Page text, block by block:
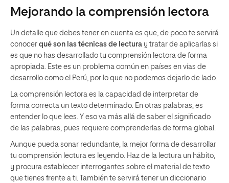
Mejorando la comprensión lectora
Un detalle que debes tener en cuenta es que, de poco te servirá
conocer qué son las técnicas de lectura y tratar de aplicarlas si
es que no has desarrollado tu comprensión lectora de forma
apropiada. Este es un problema común en países en vías de
desarrollo como el Perú, por lo que no podemos dejarlo de lado.
La comprensión lectora es la capacidad de interpretar de
forma correcta un texto determinado. En otras palabras, es
entender lo que lees. Y eso va más allá de saber el significado
de las palabras, pues requiere comprenderlas de forma global.
Aunque pueda sonar redundante, la mejor forma de desarrollar
tu comprensión lectura es leyendo. Haz de la lectura un hábito,
y procura establecer interrogantes sobre el material de texto
que tienes frente a ti. También te servirá tener un diccionario